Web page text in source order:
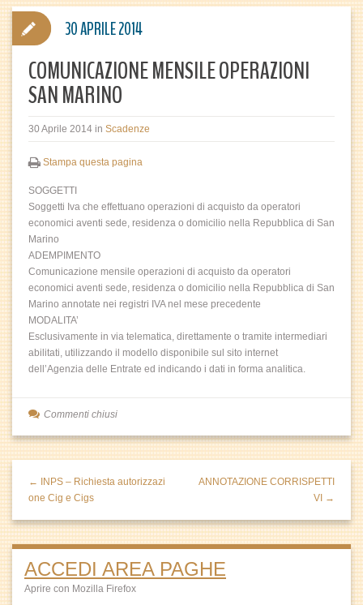
COMUNICAZIONE MENSILE OPERAZIONI
SAN MARINO
30 Aprile 2014 in Scadenze
Stampa questa pagina
SOGGETTI
Soggetti Iva che effettuano operazioni di acquisto da operatori
economici aventi sede, residenza o domicilio nella Repubblica di San
Marino
ADEMPIMENTO
Comunicazione mensile operazioni di acquisto da operatori
economici aventi sede, residenza o domicilio nella Repubblica di San
Marino annotate nei registri IVA nel mese precedente
MODALITA’
Esclusivamente in via telematica, direttamente o tramite intermediari
abilitati, utilizzando il modello disponibile sul sito internet
dell’Agenzia delle Entrate ed indicando i dati in forma analitica.
30 APRILE 2014
Commenti chiusi
← INPS – Richiesta autorizzazi
one Cig e Cigs
ANNOTAZIONE CORRISPETTI
VI →
ACCEDI AREA PAGHE
Aprire con Mozilla Firefox